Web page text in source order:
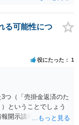
る可能性につ
役にたった 1
つ（「売掛金返済のた
ということでしょう
開示請求が認められ